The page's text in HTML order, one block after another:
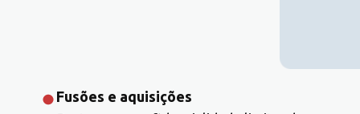
Fusões e aquisições